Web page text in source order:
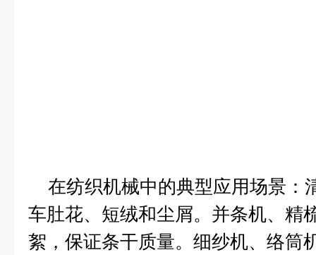
在纺织机械中的典型应用场景：
车肚花、短绒和尘屑。 并条机、精
絮，保证条干质量。 细纱机、络筒